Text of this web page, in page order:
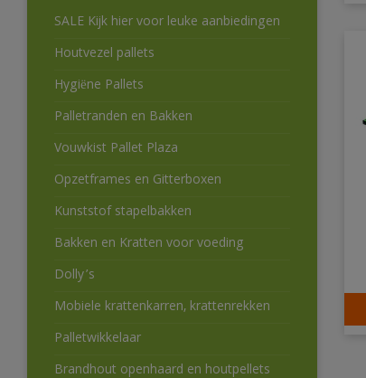
SALE Kijk hier voor leuke aanbiedingen
Houtvezel pallets
Hygiëne Pallets
Palletranden en Bakken
Vouwkist Pallet Plaza
Opzetframes en Gitterboxen
Kunststof stapelbakken
Bakken en Kratten voor voeding
Dolly’s
Mobiele krattenkarren, krattenrekken
Palletwikkelaar
Brandhout openhaard en houtpellets